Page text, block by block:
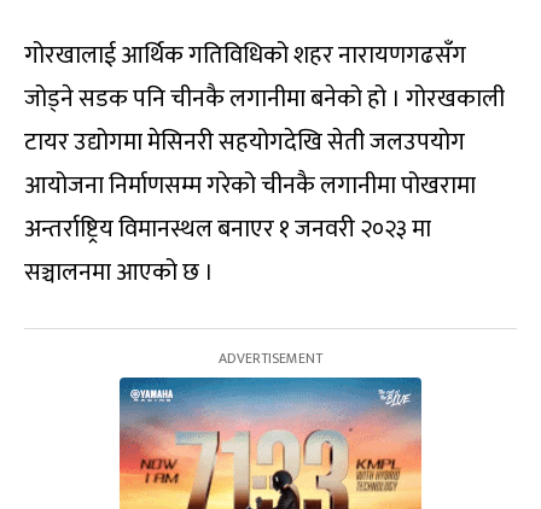
गोरखालाई आर्थिक गतिविधिको शहर नारायणगढसँग
जोड्ने सडक पनि चीनकै लगानीमा बनेको हो । गोरखकाली
टायर उद्योगमा मेसिनरी सहयोगदेखि सेती जलउपयोग
आयोजना निर्माणसम्म गरेको चीनकै लगानीमा पोखरामा
अन्तर्राष्ट्रिय विमानस्थल बनाएर १ जनवरी २०२३ मा
सञ्चालनमा आएको छ ।